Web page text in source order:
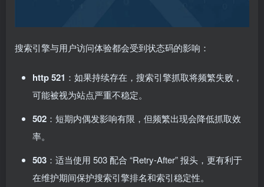
搜索引擎与用户访问体验都会受到状态码的影响：
http 521 ：如果持续存在，搜索引擎抓取将频繁失败，
可能被视为站点严重不稳定。
502 ：短期内偶发影响有限，但频繁出现会降低抓取效
率。
503 ：适当使用 503 配合 “Retry-After” 报头，更有利于
在维护期间保护搜索引擎排名和索引稳定性。